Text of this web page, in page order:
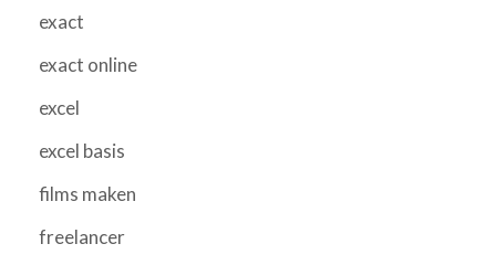
exact
exact online
excel
excel basis
films maken
freelancer